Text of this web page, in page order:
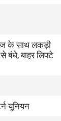
के साथ लकड़ी
बंधे, बाहर लिपटे
यूनियन